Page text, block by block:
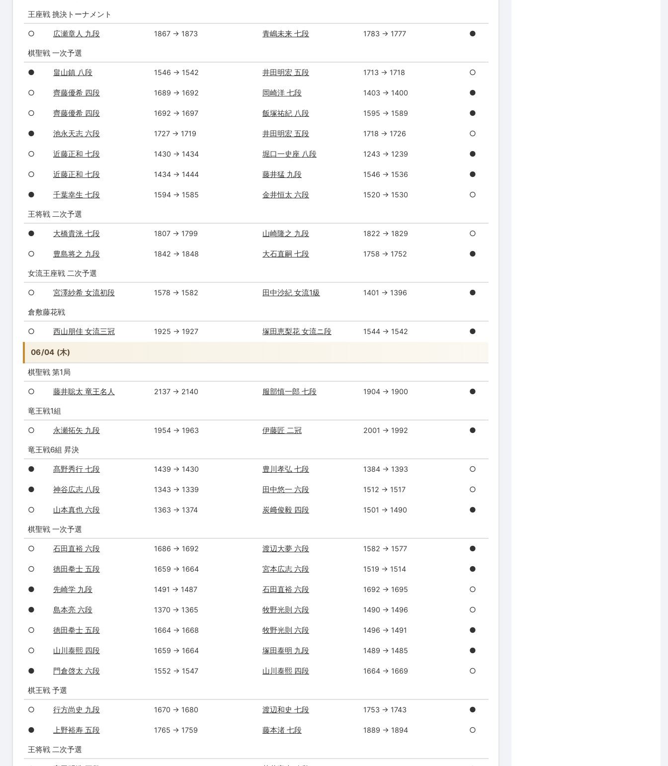
王座戦 挑決トーナメント
○ 広瀬章人 九段 1867 → 1873 青嶋未来 七段 1783 → 1777 ●
棋聖戦 一次予選
● 畠山鎮 八段 1546 → 1542 井田明宏 五段 1713 → 1718 ○
○ 齊藤優希 四段 1689 → 1692 岡崎洋 七段 1403 → 1400 ●
○ 齊藤優希 四段 1692 → 1697 飯塚祐紀 八段 1595 → 1589 ●
● 池永天志 六段 1727 → 1719 井田明宏 五段 1718 → 1726 ○
○ 近藤正和 七段 1430 → 1434 堀口一史座 八段 1243 → 1239 ●
○ 近藤正和 七段 1434 → 1444 藤井猛 九段 1546 → 1536 ●
● 千葉幸生 七段 1594 → 1585 金井恒太 六段 1520 → 1530 ○
王将戦 二次予選
● 大橋貴洸 七段 1807 → 1799 山崎隆之 九段 1822 → 1829 ○
○ 豊島将之 九段 1842 → 1848 大石直嗣 七段 1758 → 1752 ●
女流王座戦 二次予選
○ 宮澤紗希 女流初段 1578 → 1582 田中沙紀 女流1級 1401 → 1396 ●
倉敷藤花戦
○ 西山朋佳 女流三冠 1925 → 1927 塚田恵梨花 女流ニ段 1544 → 1542 ●
06/04 (木)
棋聖戦 第1局
○ 藤井聡太 竜王名人 2137 → 2140 服部慎一郎 七段 1904 → 1900 ●
竜王戦1組
○ 永瀬拓矢 九段 1954 → 1963 伊藤匠 二冠 2001 → 1992 ●
竜王戦6組 昇決
● 髙野秀行 七段 1439 → 1430 豊川孝弘 七段 1384 → 1393 ○
● 神谷広志 八段 1343 → 1339 田中悠一 六段 1512 → 1517 ○
○ 山本真也 六段 1363 → 1374 炭﨑俊毅 四段 1501 → 1490 ●
棋聖戦 一次予選
○ 石田直裕 六段 1686 → 1692 渡辺大夢 六段 1582 → 1577 ●
○ 徳田拳士 五段 1659 → 1664 宮本広志 六段 1519 → 1514 ●
● 先崎学 九段 1491 → 1487 石田直裕 六段 1692 → 1695 ○
● 島本亮 六段 1370 → 1365 牧野光則 六段 1490 → 1496 ○
○ 徳田拳士 五段 1664 → 1668 牧野光則 六段 1496 → 1491 ●
○ 山川泰熙 四段 1659 → 1664 塚田泰明 九段 1489 → 1485 ●
● 門倉啓太 六段 1552 → 1547 山川泰熙 四段 1664 → 1669 ○
棋王戦 予選
○ 行方尚史 九段 1670 → 1680 渡辺和史 七段 1753 → 1743 ●
● 上野裕寿 五段 1765 → 1759 藤本渚 七段 1889 → 1894 ○
王将戦 二次予選